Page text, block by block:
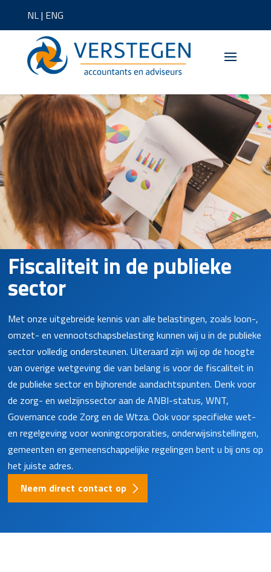
NL| ENG
Fiscaliteit in de publieke
sector
Met onze uitgebreide kennis van alle belastingen, zoals loon-,
omzet- en vennootschapsbelasting kunnen wij u in de publieke
sector volledig ondersteunen. Uiteraard zijn wij op de hoogte
van overige wetgeving die van belang is voor de fiscaliteit in
de publieke sector en bijhorende aandachtspunten. Denk voor
de zorg- en welzijnssector aan de ANBI-status, WNT,
Governance code Zorg en de Wtza. Ook voor specifieke wet-
en regelgeving voor woningcorporaties, onderwijsinstellingen,
gemeenten en gemeenschappelijke regelingen bent u bij ons op
het juiste adres.
Neem direct contact op